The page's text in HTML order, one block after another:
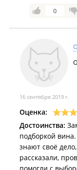
0
16 сентября 2019 г.
Оценка:
Достоинства:
подборкой
знают своё
рассказали,